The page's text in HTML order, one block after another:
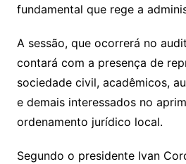
fundamental que rege a
A sessão, que ocorrerá no
contará com a presença de
sociedade civil, acadêmicos,
e demais interessados no
ordenamento jurídico local.
Segundo o presidente Ivan